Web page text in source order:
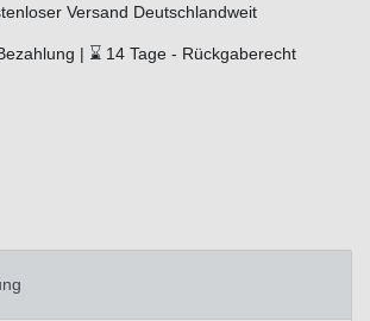
Versand Deutschlandweit
| ⌛ 14 Tage - Rückgaberecht